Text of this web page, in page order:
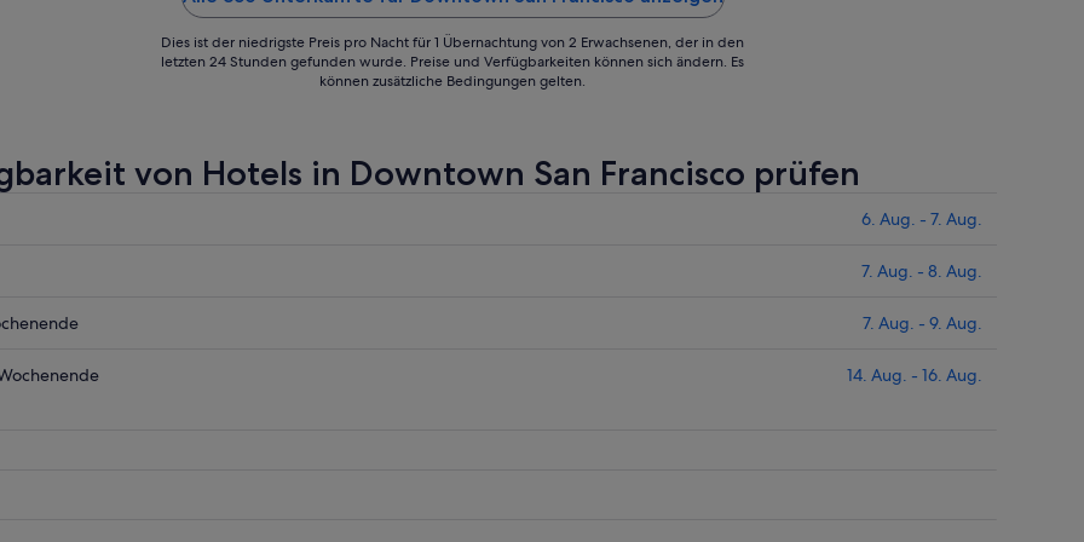
Dies ist der niedrigste Preis pro Nacht für 1 Übernachtung von 2 Erwachsenen, der in den
letzten 24 Stunden gefunden wurde. Preise und Verfügbarkeiten können sich ändern. Es
können zusätzliche Bedingungen gelten.
von Hotels in Downtown San Francisco prüfen
6. Aug. - 7. Aug.
7. Aug. - 8. Aug.
7. Aug. - 9. Aug.
14. Aug. - 16. Aug.